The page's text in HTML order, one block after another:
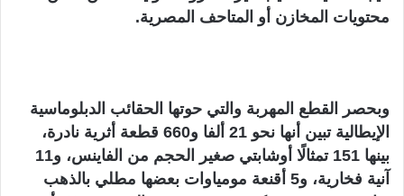
محتويات المخازن أو المتاحف المصرية.
وبحصر القطع المهربة والتي حوتها الحقائب الدبلوماسية
الإيطالية تبين أنها نحو 21 ألفا و660 قطعة أثرية نادرة،
بينها 151 تمثالًا أوشابتي صغير الحجم من الفاينس، و11
آنية فخارية، و5 أقنعة مومياوات بعضها مطلي بالذهب